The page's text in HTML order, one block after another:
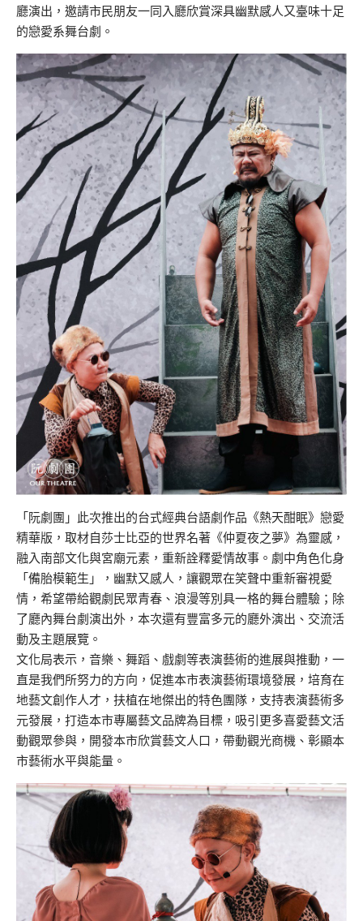
廳演出，邀請市民朋友一同入廳欣賞深具幽默感人又臺味十足
的戀愛系舞台劇。
「阮劇團」此次推出的台式經典台語劇作品《熱天酣眠》戀愛
精華版，取材自莎士比亞的世界名著《仲夏夜之夢》為靈感，
融入南部文化與宮廟元素，重新詮釋愛情故事。劇中角色化身
「備胎模範生」，幽默又感人，讓觀眾在笑聲中重新審視愛
情，希望帶給觀劇民眾青春、浪漫等別具一格的舞台體驗；除
了廳內舞台劇演出外，本次還有豐富多元的廳外演出、交流活
動及主題展覽。
文化局表示，音樂、舞蹈、戲劇等表演藝術的進展與推動，一
直是我們所努力的方向，促進本市表演藝術環境發展，培育在
地藝文創作人才，扶植在地傑出的特色團隊，支持表演藝術多
元發展，打造本市專屬藝文品牌為目標，吸引更多喜愛藝文活
動觀眾參與，開發本市欣賞藝文人口，帶動觀光商機、彰顯本
市藝術水平與能量。